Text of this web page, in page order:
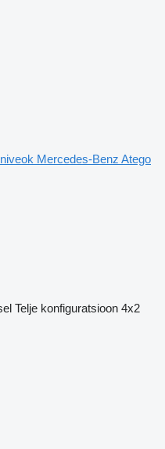
Mercedes-Benz Atego
Telje konfiguratsioon 4x2